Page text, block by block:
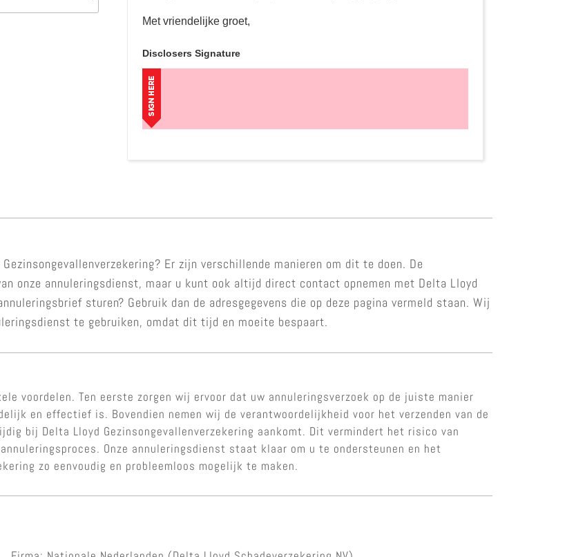
Met vriendelijke groet,
Disclosers Signature
Er zijn verschillende manieren om dit te doen. De
onze annuleringsdienst, maar u kunt ook altijd direct contact opnemen met Delta Lloyd
sturen? Gebruik dan de adresgegevens die op deze pagina vermeld staan. Wij
te gebruiken, omdat dit tijd en moeite bespaart.
voordelen. Ten eerste zorgen wij ervoor dat uw annuleringsverzoek op de juiste manier
en effectief is. Bovendien nemen wij de verantwoordelijkheid voor het verzenden van de
bij Delta Lloyd Gezinsongevallenverzekering aankomt. Dit vermindert het risico van
Onze annuleringsdienst staat klaar om u te ondersteunen en het
zo eenvoudig en probleemloos mogelijk te maken.